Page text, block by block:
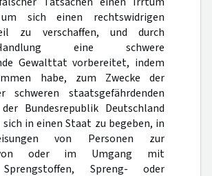
sich einen rechtswidrigen
zu verschaffen, und durch
eine schwere
Gewalttat vorbereitet, indem
habe, zum Zwecke der
schweren staatsgefährdenden
Bundesrepublik Deutschland
sich in einen Staat zu begeben, in
von Personen zur
oder im Umgang mit
Sprengstoffen, Spreng- oder